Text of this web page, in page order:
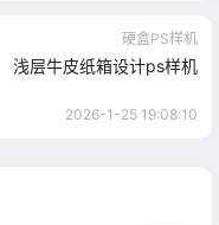
硬盒PS样机
浅层牛皮纸箱设计ps样机
2026-1-25 19:08:10